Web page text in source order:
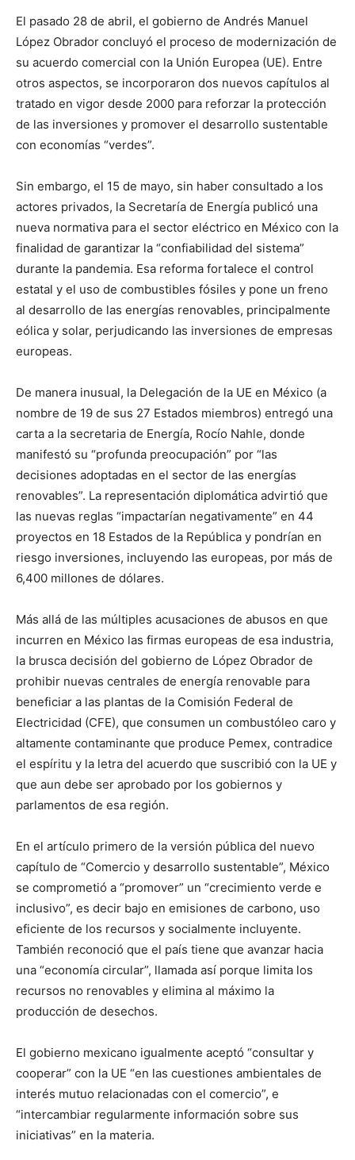
El pasado 28 de abril, el gobierno de Andrés Manuel
López Obrador concluyó el proceso de modernización de
su acuerdo comercial con la Unión Europea (UE). Entre
otros aspectos, se incorporaron dos nuevos capítulos al
tratado en vigor desde 2000 para reforzar la protección
de las inversiones y promover el desarrollo sustentable
con economías “verdes”.
Sin embargo, el 15 de mayo, sin haber consultado a los
actores privados, la Secretaría de Energía publicó una
nueva normativa para el sector eléctrico en México con la
finalidad de garantizar la “confiabilidad del sistema”
durante la pandemia. Esa reforma fortalece el control
estatal y el uso de combustibles fósiles y pone un freno
al desarrollo de las energías renovables, principalmente
eólica y solar, perjudicando las inversiones de empresas
europeas.
De manera inusual, la Delegación de la UE en México (a
nombre de 19 de sus 27 Estados miembros) entregó una
carta a la secretaria de Energía, Rocío Nahle, donde
manifestó su “profunda preocupación” por “las
decisiones adoptadas en el sector de las energías
renovables”. La representación diplomática advirtió que
las nuevas reglas “impactarían negativamente” en 44
proyectos en 18 Estados de la República y pondrían en
riesgo inversiones, incluyendo las europeas, por más de
6,400 millones de dólares.
Más allá de las múltiples acusaciones de abusos en que
incurren en México las firmas europeas de esa industria,
la brusca decisión del gobierno de López Obrador de
prohibir nuevas centrales de energía renovable para
beneficiar a las plantas de la Comisión Federal de
Electricidad (CFE), que consumen un combustóleo caro y
altamente contaminante que produce Pemex, contradice
el espíritu y la letra del acuerdo que suscribió con la UE y
que aun debe ser aprobado por los gobiernos y
parlamentos de esa región.
En el artículo primero de la versión pública del nuevo
capítulo de “Comercio y desarrollo sustentable”, México
se comprometió a “promover” un “crecimiento verde e
inclusivo”, es decir bajo en emisiones de carbono, uso
eficiente de los recursos y socialmente incluyente.
También reconoció que el país tiene que avanzar hacia
una “economía circular”, llamada así porque limita los
recursos no renovables y elimina al máximo la
producción de desechos.
El gobierno mexicano igualmente aceptó “consultar y
cooperar” con la UE “en las cuestiones ambientales de
interés mutuo relacionadas con el comercio”, e
“intercambiar regularmente información sobre sus
iniciativas” en la materia.